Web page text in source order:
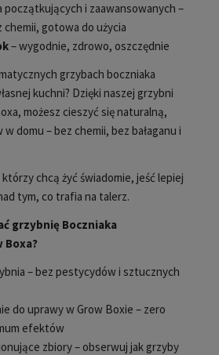
początkujących i zaawansowanych –
gotowa do użycia
– wygodnie, zdrowo, oszczędnie
grzybach boczniaka
kuchni? Dzięki naszej grzybni
możesz cieszyć się naturalną,
domu – bez chemii, bez bałaganu i
chcą żyć świadomie, jeść lepiej
tym, co trafia na talerz.
grzybnię Boczniaka
– bez pestycydów i sztucznych
do uprawy w Grow Boxie – zero
efektów
zbiory – obserwuj jak grzyby